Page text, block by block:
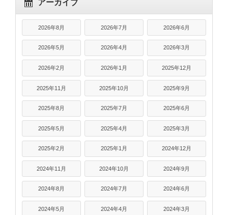
アーカイブ
2026年8月 2026年7月 2026年6月
2026年5月 2026年4月 2026年3月
2026年2月 2026年1月 2025年12月
2025年11月 2025年10月 2025年9月
2025年8月 2025年7月 2025年6月
2025年5月 2025年4月 2025年3月
2025年2月 2025年1月 2024年12月
2024年11月 2024年10月 2024年9月
2024年8月 2024年7月 2024年6月
2024年5月 2024年4月 2024年3月